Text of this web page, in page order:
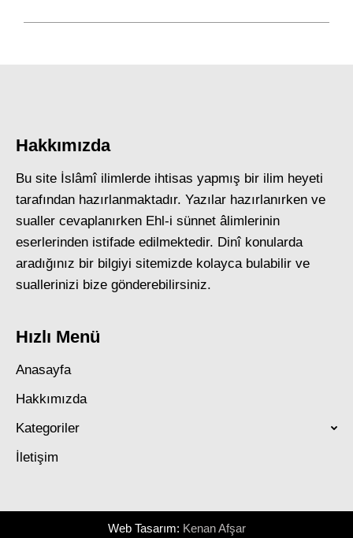
Hakkımızda
Bu site İslâmî ilimlerde ihtisas yapmış bir ilim heyeti
tarafından hazırlanmaktadır. Yazılar hazırlanırken ve
sualler cevaplanırken Ehl-i sünnet âlimlerinin
eserlerinden istifade edilmektedir. Dinî konularda
aradığınız bir bilgiyi sitemizde kolayca bulabilir ve
suallerinizi bize gönderebilirsiniz.
Hızlı Menü
Anasayfa
Hakkımızda
Kategoriler
İletişim
Web Tasarım: Kenan Afşar